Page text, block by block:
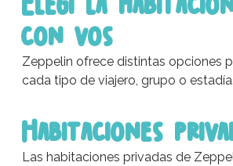
Elegi la
con vos
Zeppelin ofrece distintas opciones
cada tipo de viajero, grupo o estadía.
Habitaciones
Las habitaciones privadas de